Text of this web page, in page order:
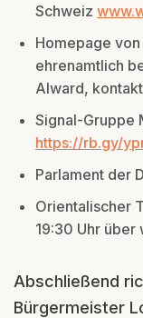
Schweiz
Homepage
ehrenamtlich
Alward,
Signal-Gruppe
https://rb.gy/
Parlament der
Orientalischer
19:30 Uhr über
Abschließend
Bürgermeister